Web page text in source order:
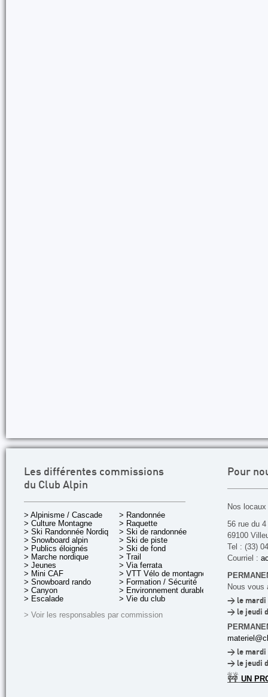
Les différentes commissions
du Club Alpin
> Alpinisme / Cascade
> Culture Montagne
> Ski Randonnée Nordique
> Snowboard alpin
> Publics éloignés
> Marche nordique
> Jeunes
> Mini CAF
> Snowboard rando
> Canyon
> Escalade
> Randonnée
> Raquette
> Ski de randonnée
> Ski de piste
> Ski de fond
> Trail
> Via ferrata
> VTT Vélo de montagne
> Formation / Sécurité
> Environnement durable
> Vie du club
> Voir les responsables par commission
Pour
Nos
56 rue du
69100
Tel : (33)
Courriel :
Nous vous
> le mardi
> le jeudi
> le mardi
> le jeudi
🚧 UN